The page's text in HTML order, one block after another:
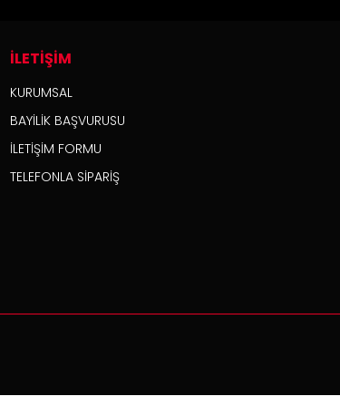
İLETİŞİM
KURUMSAL
BAYİLİK BAŞVURUSU
İLETİŞİM FORMU
TELEFONLA SİPARİŞ